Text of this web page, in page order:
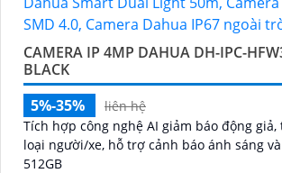
CAMERA IP 4MP DAHUA DH-IPC-
BLACK
5%-35%
liên hệ
Tích hợp công nghệ AI giảm báo động
loại người/xe, hỗ trợ cảnh báo ánh sáng
512GB